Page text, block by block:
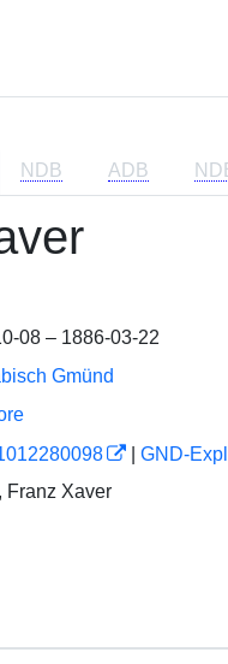
NDB ADB
08 – 1886-03-22
Gmünd
GND-
Franz Xaver